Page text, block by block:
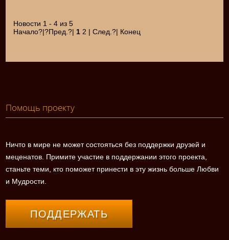
Новости 1 - 4 из 5
Начало?|?Пред.?| 1 2 | След.?| Конец
Помощь проекту
Ничто в мире не может состояться без поддержки друзей и
меценатов. Примите участие в поддержании этого проекта,
станьте теми, кто поможет принести в эту жизнь больше Любви
и Мудрости.
ПОДДЕРЖАТЬ